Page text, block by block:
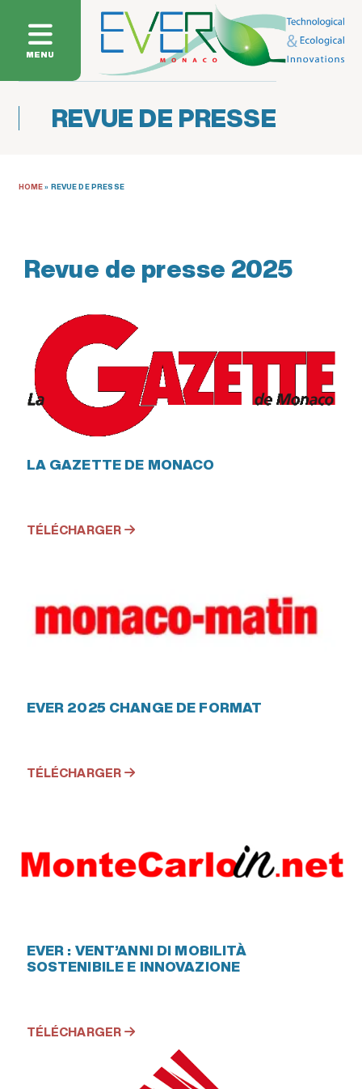
MENU
REVUE DE PRESSE
HOME» REVUE DE PRESSE
Revue de presse 2025
LA GAZETTE DE MONACO
TÉLÉCHARGER
EVER 2025 CHANGE DE FORMAT
TÉLÉCHARGER
EVER : VENT’ANNI DI MOBILITÀ
SOSTENIBILE E INNOVAZIONE
TÉLÉCHARGER